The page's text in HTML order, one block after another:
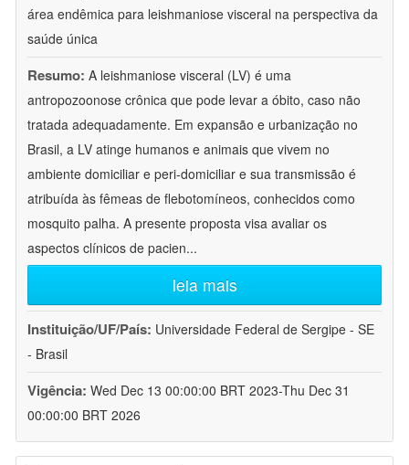
área endêmica para leishmaniose visceral na perspectiva da
saúde única
Resumo: A leishmaniose visceral (LV) é uma
antropozoonose crônica que pode levar a óbito, caso não
tratada adequadamente. Em expansão e urbanização no
Brasil, a LV atinge humanos e animais que vivem no
ambiente domiciliar e peri-domiciliar e sua transmissão é
atribuída às fêmeas de flebotomíneos, conhecidos como
mosquito palha. A presente proposta visa avaliar os
aspectos clínicos de pacien...
leia mais
Instituição/UF/País: Universidade Federal de Sergipe - SE
- Brasil
Vigência: Wed Dec 13 00:00:00 BRT 2023-Thu Dec 31
00:00:00 BRT 2026